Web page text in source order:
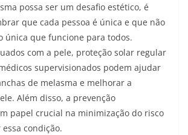
possa ser um desafio estético, é
que cada pessoa é única e que não
única que funcione para todos.
com a pele, proteção solar regular
supervisionados podem ajudar
de melasma e melhorar a
Além disso, a prevenção
papel crucial na minimização do risco
condição.